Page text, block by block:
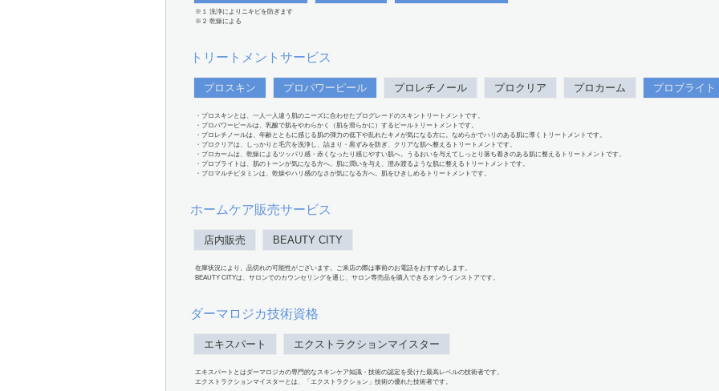
※１ 洗浄によりニキビを防ぎます
※２ 乾燥による
トリートメントサービス
プロスキン プロパワーピール プロレチノール プロクリア プロカーム プロブライト
・プロスキンとは、一人一人違う肌のニーズに合わせたプログレードのスキントリートメントです。
・プロパワーピールは、乳酸で肌をやわらかく（肌を滑らかに）するピールトリートメントです。
・プロレチノールは、年齢とともに感じる肌の弾力の低下や乱れたキメが気になる方に。なめらかでハリのある肌に導くトリートメントです。
・プロクリアは、しっかりと毛穴を洗浄し、詰まり・黒ずみを防ぎ、クリアな肌へ整えるトリートメントです。
・プロカームは、乾燥によるツッパリ感・赤くなったり感じやすい肌へ。うるおいを与えてしっとり落ち着きのある肌に整えるトリートメントです。
・プロブライトは、肌のトーンが気になる方へ。肌に潤いを与え、澄み渡るような肌に整えるトリートメントです。
・プロマルチビタミンは、乾燥やハリ感のなさが気になる方へ。肌をひきしめるトリートメントです。
ホームケア販売サービス
店内販売 BEAUTY CITY
在庫状況により、品切れの可能性がございます。ご来店の際は事前のお電話をおすすめします。
BEAUTY CITYは、サロンでのカウンセリングを通じ、サロン専売品を購入できるオンラインストアです。
ダーマロジカ技術資格
エキスパート エクストラクションマイスター
エキスパートとはダーマロジカの専門的なスキンケア知識・技術の認定を受けた最高レベルの技術者です。
エクストラクションマイスターとは、「エクストラクション」技術の優れた技術者です。